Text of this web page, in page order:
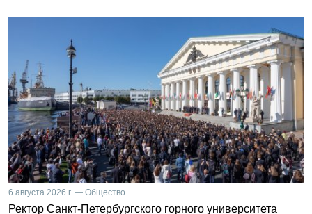
6 августа 2026 г. — Общество
Ректор Санкт-Петербургского горного университета